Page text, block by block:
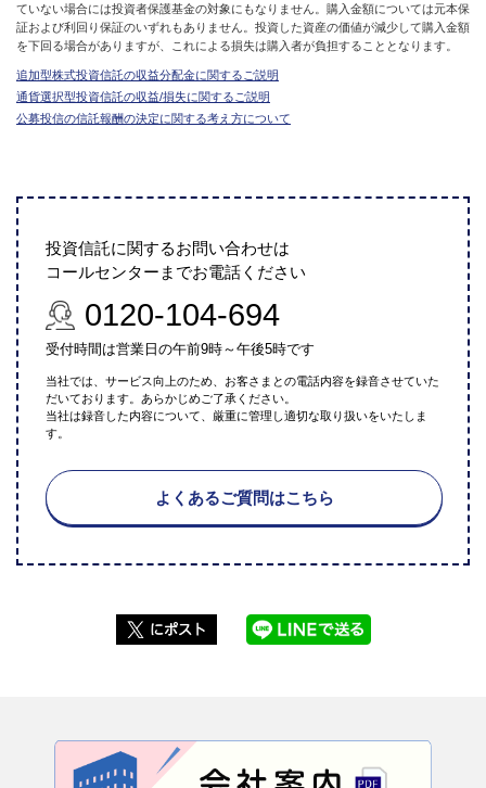
ていない場合には投資者保護基金の対象にもなりません。購入金額については元本保
証および利回り保証のいずれもありません。投資した資産の価値が減少して購入金額
を下回る場合がありますが、これによる損失は購入者が負担することとなります。
追加型株式投資信託の収益分配金に関するご説明
通貨選択型投資信託の収益/損失に関するご説明
公募投信の信託報酬の決定に関する考え方について
投資信託に関するお問い合わせは
コールセンターまでお電話ください
0120-104-694
受付時間は営業日の午前9時～午後5時です
当社では、サービス向上のため、お客さまとの電話内容を録音させていた
だいております。あらかじめご了承ください。
当社は録音した内容について、厳重に管理し適切な取り扱いをいたしま
す。
よくあるご質問はこちら